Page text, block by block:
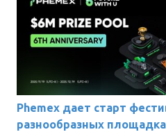
Phemex дает старт
разнообразных